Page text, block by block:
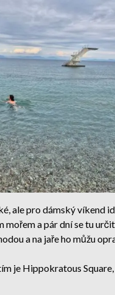
ale pro dámský víkend
a pár dní se tu
a na jaře ho můžu
je Hippokratous